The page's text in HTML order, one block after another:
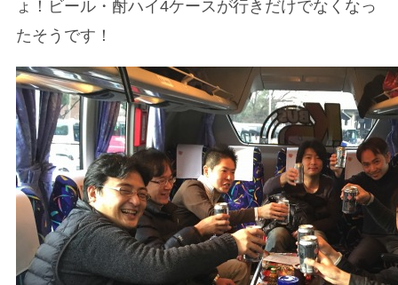
ょ！ビール・酎ハイ4ケースが行きだけでなくなっ
たそうです！